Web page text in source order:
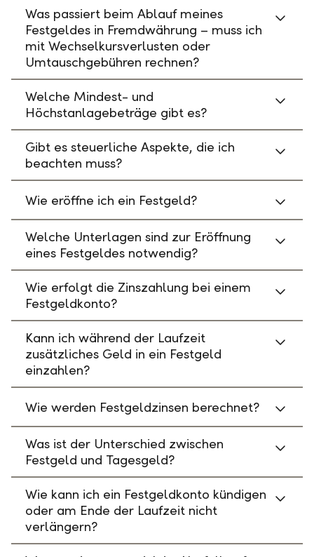
Was passiert beim Ablauf meines
Festgeldes in Fremdwährung – muss ich
mit Wechselkursverlusten oder
Umtauschgebühren rechnen?
Welche Mindest- und
Höchstanlagebeträge gibt es?
Gibt es steuerliche Aspekte, die ich
beachten muss?
Wie eröffne ich ein Festgeld?
Welche Unterlagen sind zur Eröffnung
eines Festgeldes notwendig?
Wie erfolgt die Zinszahlung bei einem
Festgeldkonto?
Kann ich während der Laufzeit
zusätzliches Geld in ein Festgeld
einzahlen?
Wie werden Festgeldzinsen berechnet?
Was ist der Unterschied zwischen
Festgeld und Tagesgeld?
Wie kann ich ein Festgeldkonto kündigen
oder am Ende der Laufzeit nicht
verlängern?